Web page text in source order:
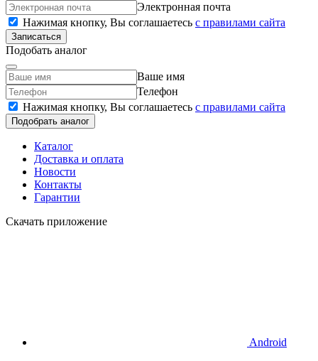
Электронная почта
Нажимая кнопку, Вы соглашаетесь c правилами сайта
Записаться
Подобать аналог
Ваше имя
Телефон
Нажимая кнопку, Вы соглашаетесь c правилами сайта
Подобрать аналог
Каталог
Доставка и оплата
Новости
Контакты
Гарантии
Скачать приложение
Android